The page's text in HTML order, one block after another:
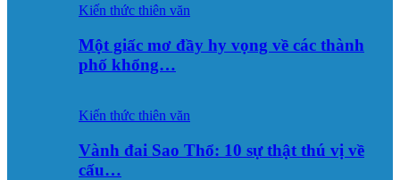
Kiến thức thiên văn
Một giấc mơ đầy hy vọng về các thành
phố khổng…
Kiến thức thiên văn
Vành đai Sao Thổ: 10 sự thật thú vị về
cấu…